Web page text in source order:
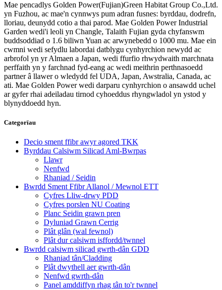
Mae pencadlys Golden Power(Fujian)Green Habitat Group Co.,Ltd.
yn Fuzhou, ac mae'n cynnwys pum adran fusnes: byrddau, dodrefn,
lloriau, deunydd cotio a thai parod. Mae Golden Power Industrial
Garden wedi'i leoli yn Changle, Talaith Fujian gyda chyfanswm
buddsoddiad o 1.6 biliwn Yuan ac arwynebedd o 1000 mu. Mae ein
cwmni wedi sefydlu labordai datblygu cynhyrchion newydd ac
arbrofol yn yr Almaen a Japan, wedi ffurfio rhwydwaith marchnata
perffaith yn y farchnad fyd-eang ac wedi meithrin perthnasoedd
partner â llawer o wledydd fel UDA, Japan, Awstralia, Canada, ac
ati. Mae Golden Power wedi darparu cynhyrchion o ansawdd uchel
ar gyfer rhai adeiladau tirnod cyhoeddus rhyngwladol yn ystod y
blynyddoedd hyn.
Categorïau
Decio sment ffibr awyr agored TKK
Byrddau Calsiwm Silicad Aml-Bwrpas
Llawr
Nenfwd
Rhaniad / Seidin
Bwrdd Sment Ffibr Allanol / Mewnol ETT
Cyfres Lliw-drwy PDD
Cyfres porslen NU Coating
Planc Seidin grawn pren
Dyluniad Grawn Cerrig
Plât glân (wal fewnol)
Plât dur calsiwm isffordd/twnnel
Bwrdd calsiwm silicad gwrth-dân GDD
Rhaniad tân/Cladding
Plât dwythell aer gwrth-dân
Nenfwd gwrth-dân
Panel amddiffyn rhag tân to'r twnnel